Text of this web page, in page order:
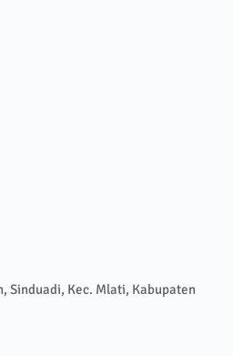
Sinduadi, Kec. Mlati, Kabupaten